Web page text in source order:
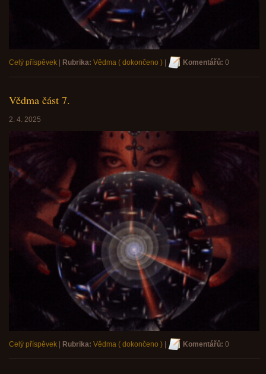
Celý příspěvek | Rubrika: Vědma ( dokončeno ) | Komentářů: 0
Vědma část 7.
2. 4. 2025
Celý příspěvek Rubrika: Vědma ( dokončeno ) Komentářů: 0